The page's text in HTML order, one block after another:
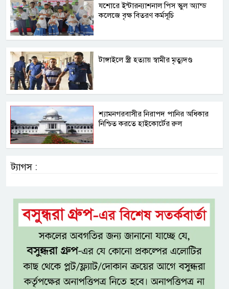
যশোরে ইন্টারন্যাশনাল পিস স্কুল অ্যান্ড
কলেজে বৃক্ষ বিতরণ কর্মসূচি
টাঙ্গাইলে স্ত্রী হত্যায় স্বামীর মৃত্যুদণ্ড
শ্যামনগরবাসীর নিরাপদ পানির অধিকার
নিশ্চিত করতে হাইকোর্টের রুল
ট্যাগস :